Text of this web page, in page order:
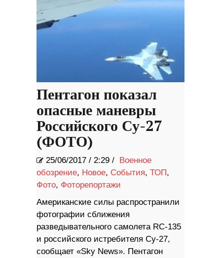
Пентагон показал
опасные маневры
Российского Су-27
(ФОТО)
25/06/2017 / 2:29 / Военное
обозрение, Новое, События, ТОП,
Фото, Фоторепортажи
Американские силы распространили
фотографии сближения
разведывательного самолета RC-135
и российского истребителя Су-27,
сообщает «Sky News». Пентагон